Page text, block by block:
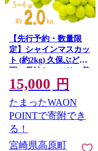
【先行予約・数量限
定】シャインマスカッ
ト (約2kg) 久保ぶどう
園の果汁たっぷりの美
味しい種なし葡萄 [先
行受付 大粒 果物 フル
ーツ 季節限定 期間限
定 果物 産地直送]
TF0394-P00005
15,000 円
たまったWAON
POINTで寄附でき
る！
宮崎県高原町